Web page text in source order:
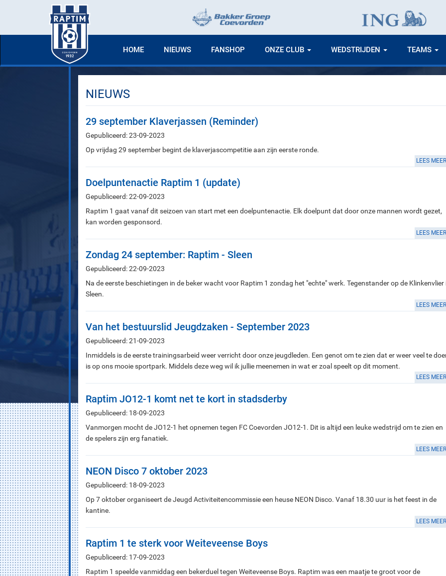
HOME NIEUWS FANSHOP ONZE CLUB WEDSTRIJDEN TEAMS
NIEUWS
29 september Klaverjassen (Reminder)
Gepubliceerd: 23-09-2023
Op vrijdag 29 september begint de klaverjascompetitie aan zijn eerste ronde.
LEES MEER
Doelpuntenactie Raptim 1 (update)
Gepubliceerd: 22-09-2023
Raptim 1 gaat vanaf dit seizoen van start met een doelpuntenactie. Elk doelpunt dat door onze mannen wordt gezet,
kan worden gesponsord.
LEES MEER
Zondag 24 september: Raptim - Sleen
Gepubliceerd: 22-09-2023
Na de eerste beschietingen in de beker wacht voor Raptim 1 zondag het "echte" werk. Tegenstander op de Klinkenvlier
Sleen.
LEES MEER
Van het bestuurslid Jeugdzaken - September 2023
Gepubliceerd: 21-09-2023
Inmiddels is de eerste trainingsarbeid weer verricht door onze jeugdleden. Een genot om te zien dat er weer veel te
is op ons mooie sportpark. Middels deze weg wil ik jullie meenemen in wat er zoal speelt op dit moment.
LEES MEER
Raptim JO12-1 komt net te kort in stadsderby
Gepubliceerd: 18-09-2023
Vanmorgen mocht de JO12-1 het opnemen tegen FC Coevorden JO12-1. Dit is altijd een leuke wedstrijd om te zien en
de spelers zijn erg fanatiek.
LEES MEER
NEON Disco 7 oktober 2023
Gepubliceerd: 18-09-2023
Op 7 oktober organiseert de Jeugd Activiteitencommissie een heuse NEON Disco. Vanaf 18.30 uur is het feest in de
kantine.
LEES MEER
Raptim 1 te sterk voor Weiteveense Boys
Gepubliceerd: 17-09-2023
Raptim 1 speelde vanmiddag een bekerduel tegen Weiteveense Boys. Raptim was een maatje te groot voor de